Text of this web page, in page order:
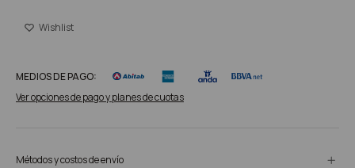
MEDIOS DE PAGO:
Ver opciones de pago y planes de cuotas
Métodos y costos de envío